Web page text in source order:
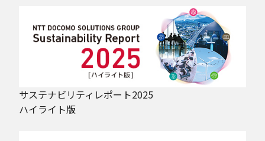
サステナビリティレポート2025
ハイライト版